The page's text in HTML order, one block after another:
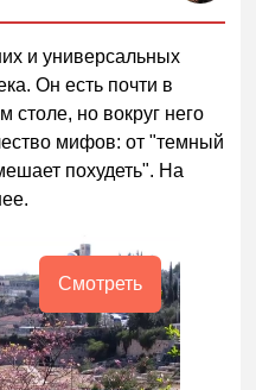
и универсальных
Он есть почти в
столе, но вокруг него
мифов: от "темный
похудеть". На
Смотреть